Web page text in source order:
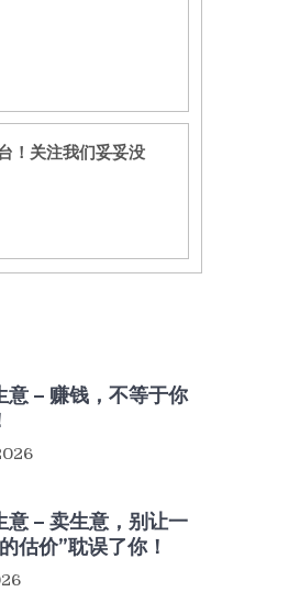
！关注我们妥妥没
意 – 赚钱，不等于你
意 – 卖生意，别让一
估价”耽误了你！